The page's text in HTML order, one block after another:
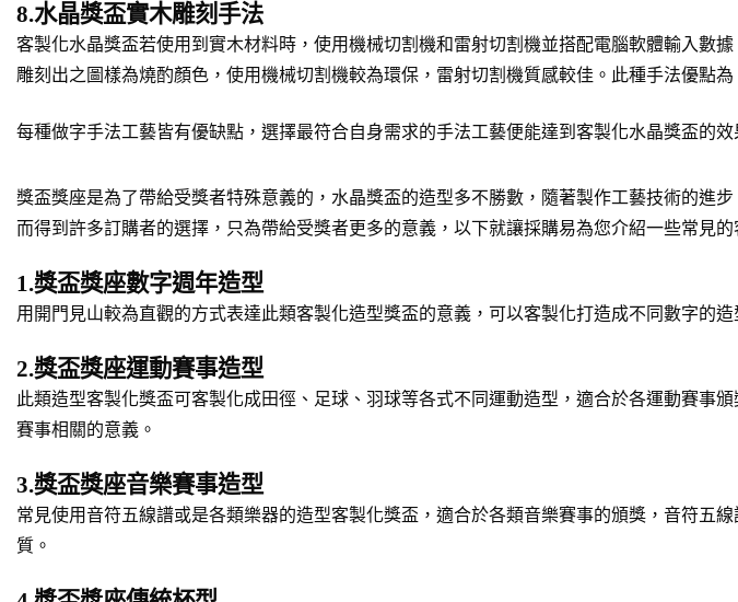
8.水晶獎盃實木雕刻手法
客製化水晶獎盃若使用到實木材料時，使用機械切割機和雷射切割機並搭配電腦軟體輸入數
雕刻出之圖樣為燒酌顏色，使用機械切割機較為環保，雷射切割機質感較佳。此種手法優點
每種做字手法工藝皆有優缺點，選擇最符合自身需求的手法工藝便能達到客製化水晶獎盃的效
獎盃獎座是為了帶給受獎者特殊意義的，水晶獎盃的造型多不勝數，隨著製作工藝技術的進
而得到許多訂購者的選擇，只為帶給受獎者更多的意義，以下就讓採購易為您介紹一些常見的
1.獎盃獎座數字週年造型
用開門見山較為直觀的方式表達此類客製化造型獎盃的意義，可以客製化打造成不同數字的
2.獎盃獎座運動賽事造型
此類造型客製化獎盃可客製化成田徑、足球、羽球等各式不同運動造型，適合於各運動賽事
賽事相關的意義。
3.獎盃獎座音樂賽事造型
常見使用音符五線譜或是各類樂器的造型客製化獎盃，適合於各類音樂賽事的頒獎，音符五
質。